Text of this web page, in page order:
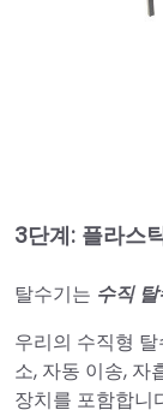
3단계: 플라스
탈수기는 수직
우리의 수직형
소, 자동 이송, 자
장치를 포함합니